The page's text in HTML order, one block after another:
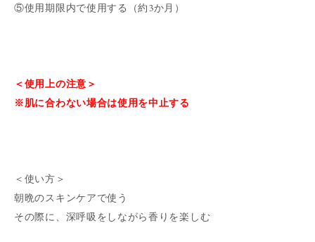
⑤使用期限内で使用する（約3か月）
＜使用上の注意＞
※肌に合わない場合は使用を中止する
＜使い方＞
朝晩のスキンケアで使う
その際に、深呼吸をしながら香りを楽しむ